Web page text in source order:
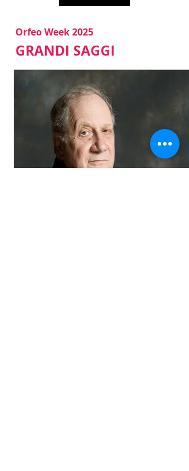
bambini e alle bambine, ridono e si
divertono davanti ai suoi goffi imbrogli,
aiutandolo poi a rimettere le cose a posto.
marionette, che richiama le fotografie di
tempi passati con la vividezza del
presente.Un mondo in cui tutto è una burla!
Questo spettacolo offre ai bambini la
possibilità di sperimentare il teatro nel
teatro attraverso la tecnica del teatro di
figura, che utilizza burattini e marionette.
Orfeo Week 2025
GRANDI SAGGI